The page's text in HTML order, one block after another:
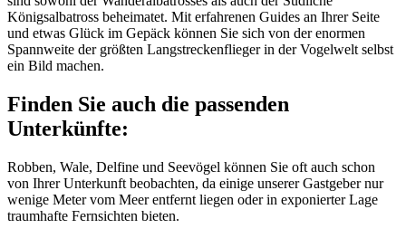
Königsalbatross beheimatet. Mit erfahrenen Guides an Ihrer Seite
und etwas Glück im Gepäck können Sie sich von der enormen
Spannweite der größten Langstreckenflieger in der Vogelwelt selbst
ein Bild machen.
Finden Sie auch die passenden
Unterkünfte:
Robben, Wale, Delfine und Seevögel können Sie oft auch schon
von Ihrer Unterkunft beobachten, da einige unserer Gastgeber nur
wenige Meter vom Meer entfernt liegen oder in exponierter Lage
traumhafte Fernsichten bieten.